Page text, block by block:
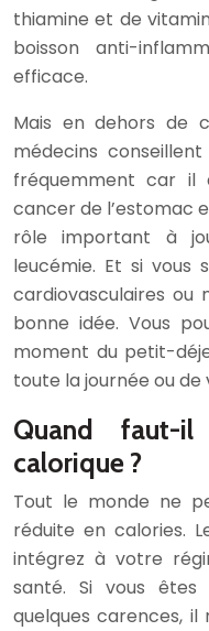
thiamine et de
boisson anti-
efficace.
Mais en dehors de
médecins
fréquemment car il
cancer de l’estomac
rôle important à
leucémie. Et si vous
cardiovasculaires ou
bonne idée. Vous
moment du petit-
toute la journée ou de
Quand faut-
calorique ?
Tout le monde ne
réduite en calories.
intégrez à votre
santé. Si vous
quelques carences, il